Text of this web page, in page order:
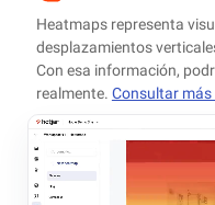
Heatmaps representa
desplazamientos
Con esa información,
realmente. Consultar